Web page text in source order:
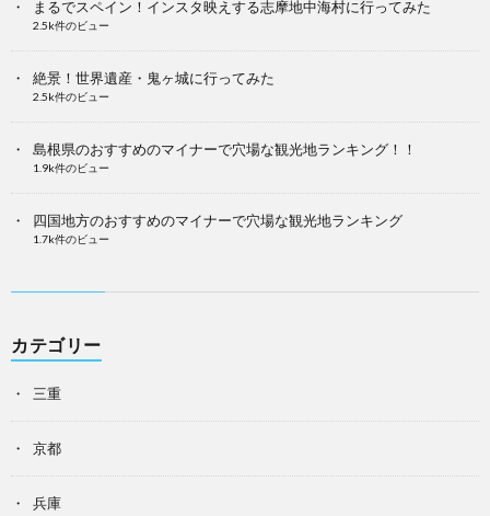
まるでスペイン！インスタ映えする志摩地中海村に行ってみた
2.5k件のビュー
絶景！世界遺産・鬼ヶ城に行ってみた
2.5k件のビュー
島根県のおすすめのマイナーで穴場な観光地ランキング！！
1.9k件のビュー
四国地方のおすすめのマイナーで穴場な観光地ランキング
1.7k件のビュー
カテゴリー
三重
京都
兵庫